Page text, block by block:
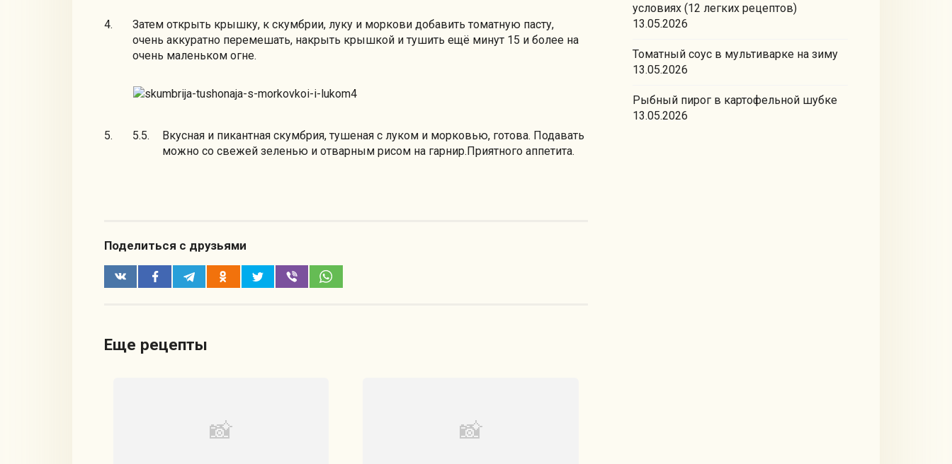
Затем открыть крышку, к скумбрии, луку и моркови добавить томатную пасту,
очень аккуратно перемешать, накрыть крышкой и тушить ещё минут 15 и более на
очень маленьком огне.
Вкусная и пикантная скумбрия, тушеная с луком и морковью, готова. Подавать
можно со свежей зеленью и отварным рисом на гарнир.Приятного аппетита.
Поделиться с друзьями
Еще рецепты
условиях (12 легких рецептов)
13.05.2026
Томатный соус в мультиварке на зиму
13.05.2026
Рыбный пирог в картофельной шубке
13.05.2026